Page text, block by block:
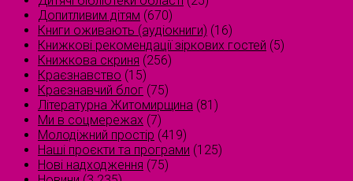
Допитливим дітям (670)
Книги оживають (аудіокниги) (16)
Книжкові рекомендації зіркових гостей (5)
Книжкова скриня (256)
Краєзнавство (15)
Краєзнавчий блог (75)
Літературна Житомирщина (81)
Ми в соцмережах (7)
Молодіжний простір (419)
Наші проєкти та програми (125)
Нові надходження (75)